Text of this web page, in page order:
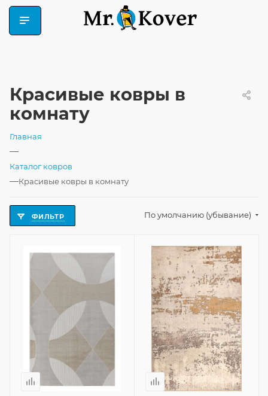
Красивые ковры в
комнату
Главная
—
Каталог ковров
—Красивые ковры в комнату
ФИЛЬТР По умолчанию (убывание)